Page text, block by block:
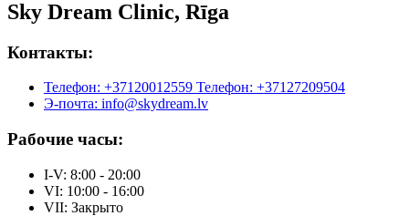
Sky Dream Clinic, Rīga
Контакты:
Телефон: +37120012559 Телефон: +37127209504
Э-почта: info@skydream.lv
Рабочие часы:
I-V: 8:00 - 20:00
VI: 10:00 - 16:00
VII: Закрыто